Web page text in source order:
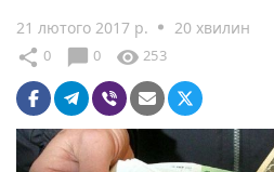
21 лютого 2017 р. 20 хвилин
share 0 chat_bubble 0 visibility 253